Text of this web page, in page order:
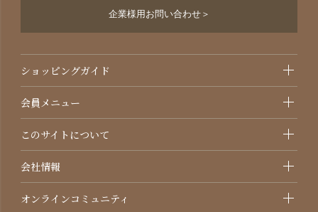
企業様用お問い合わせ＞
ショッピングガイド
会員メニュー
このサイトについて
会社情報
オンラインコミュニティ